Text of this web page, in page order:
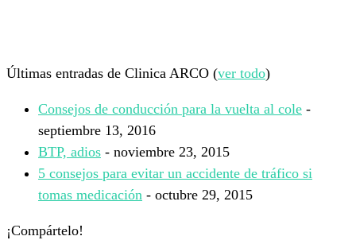
Últimas entradas de Clinica ARCO (ver todo)
Consejos de conducción para la vuelta al cole -
septiembre 13, 2016
BTP, adios - noviembre 23, 2015
5 consejos para evitar un accidente de tráfico si
tomas medicación - octubre 29, 2015
¡Compártelo!